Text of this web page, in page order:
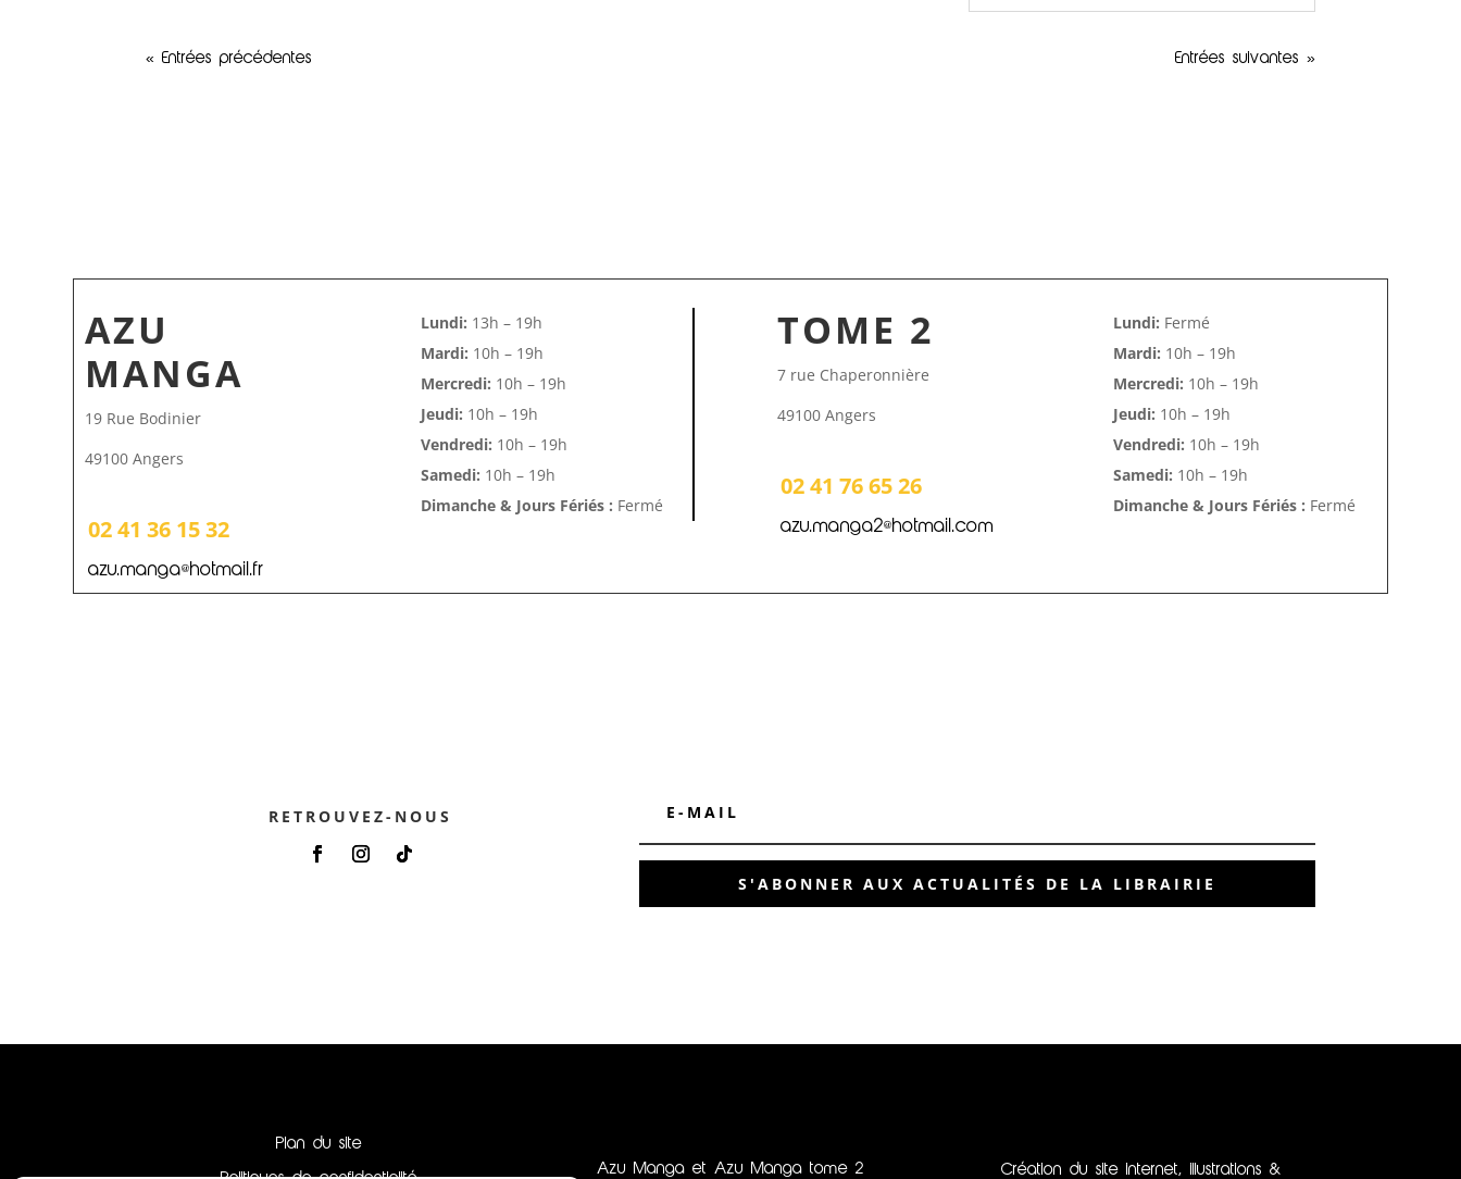
« Entrées précédentes Entrées suivantes »
AZU
MANGA
19 Rue Bodinier
49100 Angers
02 41 36 15 32
azu.manga@hotmail.fr
Lundi: 13h – 19h
Mardi: 10h – 19h
Mercredi: 10h – 19h
Jeudi: 10h – 19h
Vendredi: 10h – 19h
Samedi: 10h – 19h
Dimanche & Jours Fériés : Fermé
TOME 2
7 rue Chaperonnière
49100 Angers
02 41 76 65 26
azu.manga2@hotmail.com
Lundi: Fermé
Mardi: 10h – 19h
Mercredi: 10h – 19h
Jeudi: 10h – 19h
Vendredi: 10h – 19h
Samedi: 10h – 19h
Dimanche & Jours Fériés : Fermé
RETROUVEZ-NOUS
S'ABONNER AUX ACTUALITÉS DE LA LIBRAIRIE
Plan du site
Azu Manga et Azu Manga tome 2 Création du site internet, illustrations &